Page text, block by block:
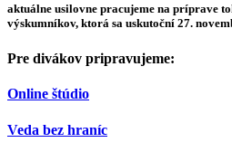
aktuálne usilovne pracujeme na príprave
výskumníkov, ktorá sa uskutoční 27.
Pre divákov pripravujeme:
Online štúdio
Veda bez hraníc